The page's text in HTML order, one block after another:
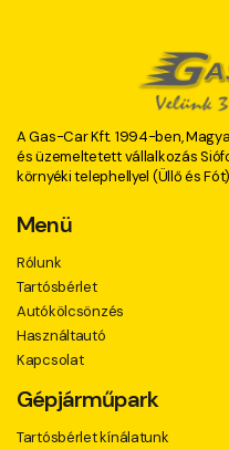
A Gas-Car Kft. 1994-ben,
és üzemeltetett vállalkozás
környéki telephellyel (Üllő és
Menü
Rólunk
Tartósbérlet
Autókölcsönzés
Használtautó
Kapcsolat
Gépjárműpark
Tartósbérlet kínálatunk